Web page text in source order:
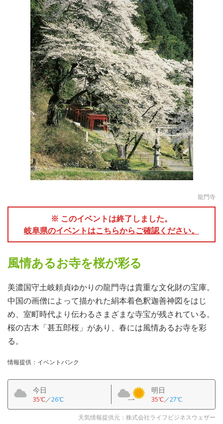
龍門寺
※ このイベントは終了しました。
岐阜県のイベントはこちらからご確認ください。
風情あるお寺を桜が彩る
美濃国守土岐頼貞ゆかりの龍門寺は貴重な文化財の宝庫。
中国の画僧によって描かれた絹本着色釈迦善神図をはじ
め、室町時代より伝わるさまざまな寺宝が残されている。
桜の古木「甚五郎桜」があり、春には風情あるお寺を彩
る。
情報提供：イベントバンク
今日
35℃／26℃
明日
35℃／27℃
天気情報提供元：株式会社ライフビジネスウェザー